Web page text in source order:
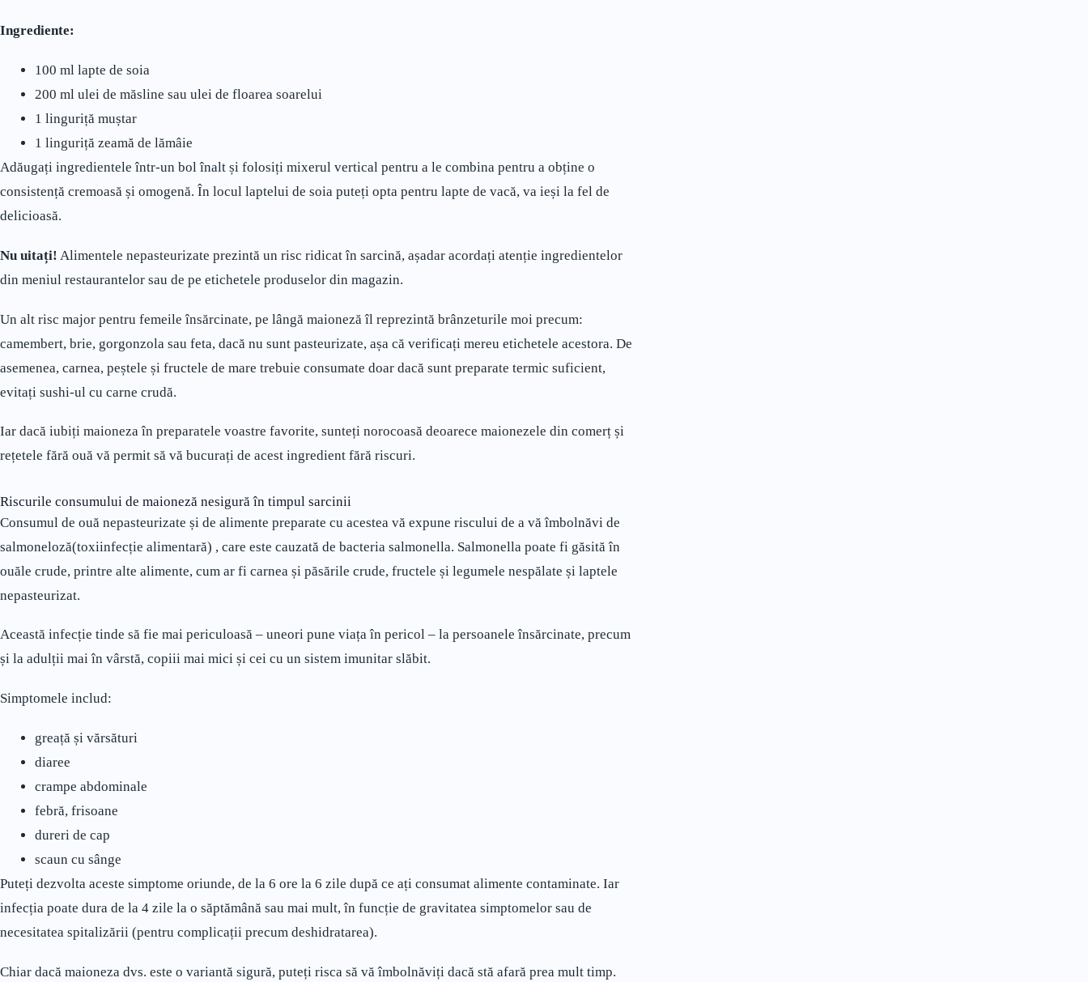
Ingrediente:
100 ml lapte de soia
200 ml ulei de măsline sau ulei de floarea soarelui
1 linguriță muștar
1 linguriță zeamă de lămâie
Adăugați ingredientele într-un bol înalt și folosiți mixerul vertical pentru a le combina pentru a obține o
consistență cremoasă și omogenă. În locul laptelui de soia puteți opta pentru lapte de vacă, va ieși la fel de
delicioasă.
Nu uitați! Alimentele nepasteurizate prezintă un risc ridicat în sarcină, așadar acordați atenție ingredientelor
din meniul restaurantelor sau de pe etichetele produselor din magazin.
Un alt risc major pentru femeile însărcinate, pe lângă maioneză îl reprezintă brânzeturile moi precum:
camembert, brie, gorgonzola sau feta, dacă nu sunt pasteurizate, așa că verificați mereu etichetele acestora. De
asemenea, carnea, peștele și fructele de mare trebuie consumate doar dacă sunt preparate termic suficient,
evitați sushi-ul cu carne crudă.
Iar dacă iubiți maioneza în preparatele voastre favorite, sunteți norocoasă deoarece maionezele din comerț și
rețetele fără ouă vă permit să vă bucurați de acest ingredient fără riscuri.
Riscurile consumului de maioneză nesigură în timpul sarcinii
Consumul de ouă nepasteurizate și de alimente preparate cu acestea vă expune riscului de a vă îmbolnăvi de
salmoneloză(toxiinfecție alimentară) , care este cauzată de bacteria salmonella. Salmonella poate fi găsită în
ouăle crude, printre alte alimente, cum ar fi carnea și păsările crude, fructele și legumele nespălate și laptele
nepasteurizat.
Această infecție tinde să fie mai periculoasă – uneori pune viața în pericol – la persoanele însărcinate, precum
și la adulții mai în vârstă, copiii mai mici și cei cu un sistem imunitar slăbit.
Simptomele includ:
greață și vărsături
diaree
crampe abdominale
febră, frisoane
dureri de cap
scaun cu sânge
Puteți dezvolta aceste simptome oriunde, de la 6 ore la 6 zile după ce ați consumat alimente contaminate. Iar
infecția poate dura de la 4 zile la o săptămână sau mai mult, în funcție de gravitatea simptomelor sau de
necesitatea spitalizării (pentru complicații precum deshidratarea).
Chiar dacă maioneza dvs. este o variantă sigură, puteți risca să vă îmbolnăviți dacă stă afară prea mult timp.